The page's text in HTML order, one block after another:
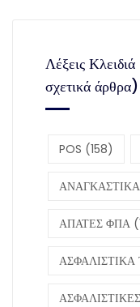
Λέξεις
σχετικά άρθρα)
POS (158)
ΑΠΑΤΕΣ ΦΠΑ
ΑΣΦΑΛΙΣΤΙΚΑ